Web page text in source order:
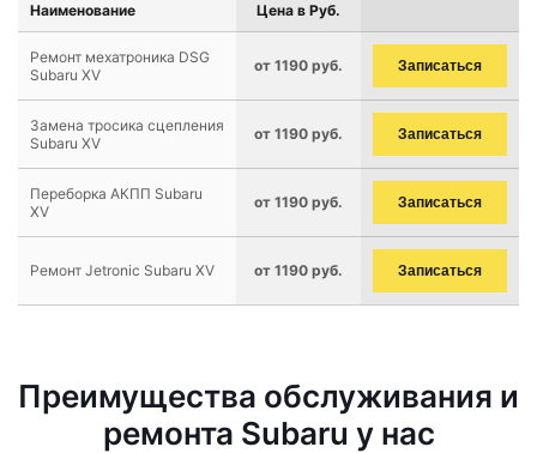
Наименование Цена в Руб.
Ремонт мехатроника DSG
Subaru XV
от 1190 руб. Записаться
Замена тросика сцепления
Subaru XV
от 1190 руб. Записаться
Переборка АКПП Subaru
XV
от 1190 руб. Записаться
Ремонт Jetronic Subaru XV от 1190 руб. Записаться
Преимущества обслуживания и
ремонта Subaru у нас